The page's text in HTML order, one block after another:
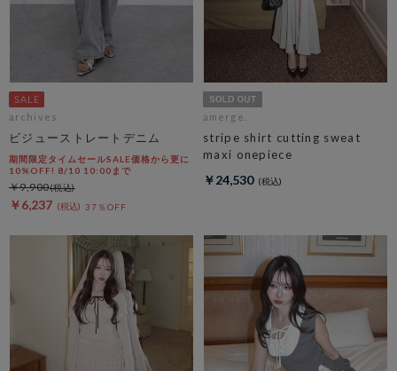
archives
ビジューストレートデニム
期間限定タイムセールSALE価格から更に
10%OFF! 8/10 10:00まで
￥6,237 37％OFF
￥9,900
amerge.
stripe shirt cutting sweat
maxi onepiece
￥24,530